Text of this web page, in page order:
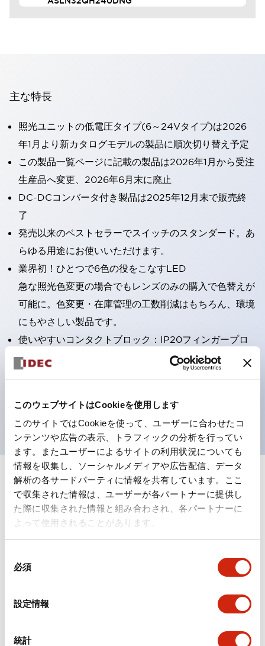
このウェブサイトはCookieを使用します
このサイトではCookieを使って、ユーザーに合わせたコ
ンテンツや広告の表示、トラフィックの分析を行ってい
ます。またユーザーによるサイトの利用状況についても
情報を収集し、ソーシャルメディアや広告配信、データ
解析の各サードパーティに情報を共有しています。ここ
で収集された情報は、ユーザーが各パートナーに提供し
た際に収集された情報と組み合わされ、各パートナーに
よって使用されることがあります。
必須
設定情報
統計
主な特長
照光ユニットの低電圧タイプ(6～24Vタイプ)は2026
年1月より新カタログモデルの製品に順次切り替え予定
この製品一覧ページに記載の製品は2026年1月から受注
生産品へ変更、2026年6月末に廃止
DC-DCコンバータ付き製品は2025年12月末で販売終
了
発売以来のベストセラーでスイッチのスタンダード。あ
らゆる用途にお使いいただけます。
業界初！ひとつで6色の役をこなすLED
急な照光色変更の場合でもレンズのみの購入で色替えが
可能に。色変更・在庫管理の工数削減はもちろん、環境
にもやさしい製品です。
使いやすいコンタクトブロック：IP20フィンガープロ
テクション構造、簡単取付け／取外し、ねじ脱落防止、
UL、CSA、TÜV、CCC認証品。
仕様 すべて展開
形状仕様
電気的仕様(照光部定格)
環境仕様
機能仕様
機械的仕様